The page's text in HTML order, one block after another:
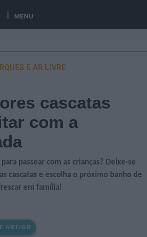
MENU
E AR LIVRE
cascatas
com a
passear com as crianças? Deixe-se
cascatas e escolha o próximo banho de
em família!
ARTIGO